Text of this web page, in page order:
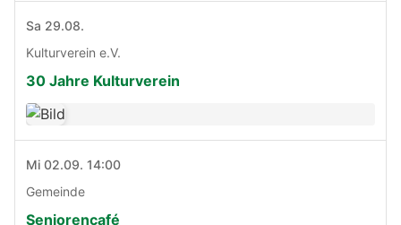
Sa 29.08.
Kulturverein e.V.
30 Jahre Kulturverein
Mi 02.09. 14:00
Gemeinde
Seniorencafé